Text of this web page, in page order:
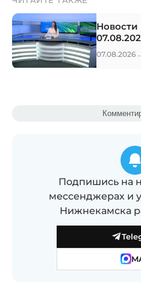
07.08.2026
Подпишись на
мессенджерах и
Нижнекамска